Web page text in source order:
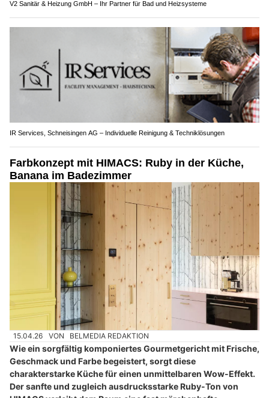
V2 Sanitär & Heizung GmbH – Ihr Partner für Bad und Heizsysteme
IR Services, Schneisingen AG – Individuelle Reinigung & Techniklösungen
Farbkonzept mit HIMACS: Ruby in der Küche,
Banana im Badezimmer
15.04.26 VON BELMEDIA REDAKTION
Wie ein sorgfältig komponiertes Gourmetgericht mit Frische,
Geschmack und Farbe begeistert, sorgt diese
charakterstarke Küche für einen unmittelbaren Wow-Effekt.
Der sanfte und zugleich ausdrucksstarke Ruby-Ton von